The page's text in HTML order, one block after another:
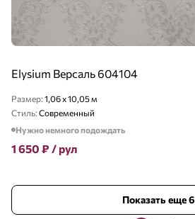
Elysium Версаль 604104
Размер: 1,06 x 10,05 м
Стиль: Современный
Нужно немного подождать
1 650 ₽ / рул
Показать еще 6